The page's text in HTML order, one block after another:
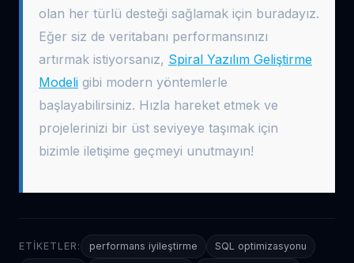
olan her türlü desteği sağlamak için buradayız.
Eğer siz de veritabanı performansınızı
artırmak istiyorsanız, Spiral Yazılım Geliştirme
Modeli gibi modern yöntemlerle
başlayabilirsiniz. Hızla hareket etmek ve
projelerinizi bir üst seviyeye taşımak için
bizimle iletişime geçmeyi unutmayın!
ETIKETLER: performans iyileştirme
SQL optimizasyonu